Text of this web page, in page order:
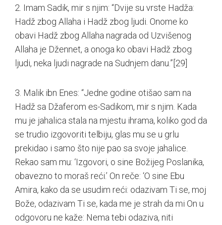
2. Imam Sadik, mir s njim: “Dvije su vrste Hadža:
Hadž zbog Allaha i Hadž zbog ljudi. Onome ko
obavi Hadž zbog Allaha nagrada od Uzvišenog
Allaha je Džennet, a onoga ko obavi Hadž zbog
ljudi, neka ljudi nagrade na Sudnjem danu.”[29]
3. Malik ibn Enes: “Jedne godine otišao sam na
Hadž sa Džaferom es-Sadikom, mir s njim. Kada
mu je jahalica stala na mjestu ihrama, koliko god da
se trudio izgovoriti telbiju, glas mu se u grlu
prekidao i samo što nije pao sa svoje jahalice.
Rekao sam mu: ‘Izgovori, o sine Božijeg Poslanika,
obavezno to moraš reći.’ On reče: ‘O sine Ebu
Amira, kako da se usudim reći: odazivam Ti se, moj
Bože, odazivam Ti se, kada me je strah da mi On u
odgovoru ne kaže: Nema tebi odaziva, niti